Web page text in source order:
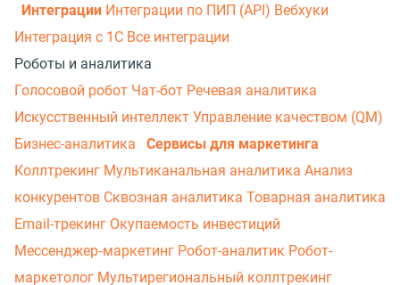
Интеграции Интеграции по ПИП (API) Вебхуки
Интеграция с 1С Все интеграции
Роботы и аналитика
Голосовой робот Чат-бот Речевая аналитика
Искусственный интеллект Управление качеством (QM)
Бизнес-аналитика
Сервисы для маркетинга
Коллтрекинг Мультиканальная аналитика Анализ
конкурентов Сквозная аналитика Товарная аналитика
Email-трекинг Окупаемость инвестиций
Мессенджер‑маркетинг Робот-аналитик Робот-
маркетолог Мультирегиональный коллтрекинг